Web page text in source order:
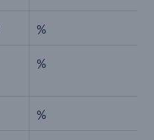
%
%
%